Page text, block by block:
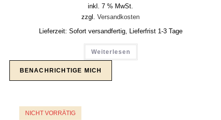
inkl. 7 % MwSt.
zzgl. Versandkosten
Lieferzeit: Sofort versandfertig, Lieferfrist 1-3 Tage
Weiterlesen
NICHT VORRÄTIG